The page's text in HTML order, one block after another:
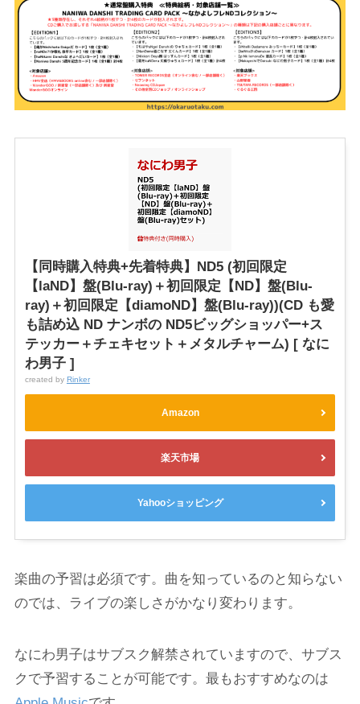
【同時購入特典+先着特典】ND5 (初回限定
【laND】盤(Blu-ray)＋初回限定【ND】盤(Blu-
ray)＋初回限定【diamoND】盤(Blu-ray))(CD も愛
も詰め込 ND ナンボの ND5ビッグショッパー+ス
テッカー＋チェキセット＋メタルチャーム) [ なに
わ男子 ]
created by Rinker
Amazon
楽天市場
Yahooショッピング
楽曲の予習は必須です。曲を知っているのと知らない
のでは、ライブの楽しさがかなり変わります。
なにわ男子はサブスク解禁されていますので、サブス
クで予習することが可能です。最もおすすめなのは